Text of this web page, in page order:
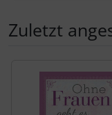
Zuletzt